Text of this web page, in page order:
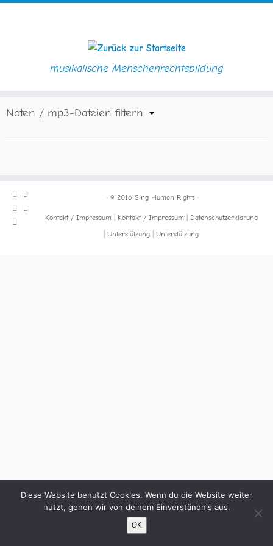
musikalische Menschenrechtsbildung
Noten / mp3-Dateien filtern
·© 2016 Sing Human Rights ·
Kontakt / Impressum Kontakt / Impressum
Datenschutzerklärung
Unterstützung
Unterstützung
Diese Website benutzt Cookies. Wenn du die Website weiter
nutzt, gehen wir von deinem Einverständnis aus.
OK